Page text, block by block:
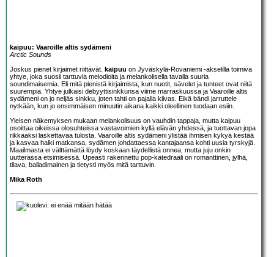
kaipuu: Vaaroille altis sydämeni
Arctic Sounds
Joskus pienet kirjaimet riittävät. kaipuu on Jyväskylä-Rovaniemi -akselilla toimiva
yhtye, joka suosii tarttuvia melodioita ja melankolisella tavalla suuria
soundimaisemia. Eli mitä pienistä kirjaimista, kun nuotit, sävelet ja tunteet ovat niitä
suurempia. Yhtye julkaisi debyyttisinkkunsa viime marraskuussa ja Vaaroille altis
sydämeni on jo neljäs sinkku, joten tahti on pajalla kiivas. Eikä bändi jarruttele
nytkään, kun jo ensimmäisen minuutin aikana kaikki oleellinen tuodaan esiin.
Yleisen näkemyksen mukaan melankolisuus on vauhdin tappaja, mutta kaipuu
osoittaa oikeissa olosuhteissa vastavoimien kyllä elävän yhdessä, ja tuottavan jopa
rikkaaksi laskettavaa tulosta. Vaaroille altis sydämeni ylistää ihmisen kykyä kestää
ja kasvaa halki matkansa, sydämen johdattaessa kantajaansa kohti uusia tyrskyjä.
Maailmasta ei välttämättä löydy koskaan täydellistä onnea, mutta juju onkin
uutterassa etsimisessä. Upeasti rakennettu pop-katedraali on romanttinen, jylhä,
tilava, balladimainen ja tietysti myös mitä tarttuvin.
Mika Roth